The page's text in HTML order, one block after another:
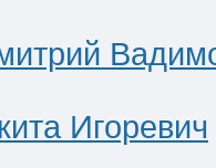
Игоревич